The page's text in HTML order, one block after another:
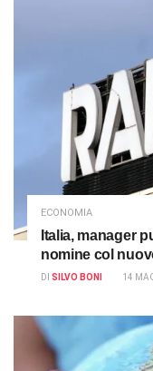
ECONOMIA
Italia, manager
nomine col
DI SILVO BONI 14